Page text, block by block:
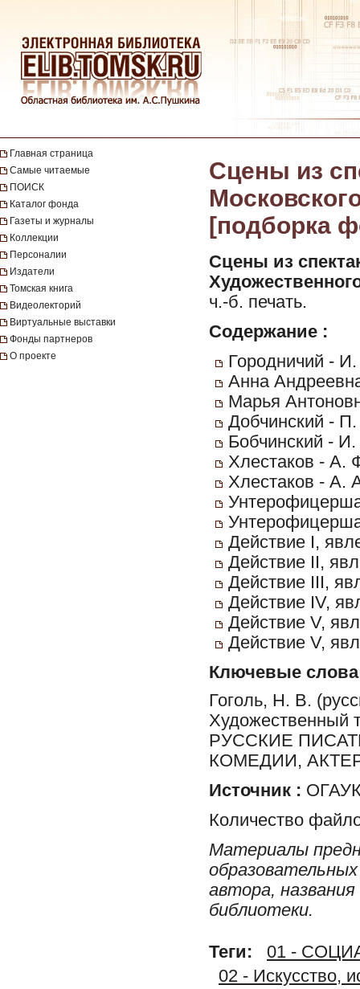
Главная страница
Самые читаемые
ПОИСК
Каталог фонда
Газеты и журналы
Коллекции
Персоналии
Издатели
Томская книга
Видеолекторий
Виртуальные выставки
Фонды партнеров
О проекте
Сцены из
[подборка
Сцены из
ч.-б. печать.
Содержание :
Городничий -
Анна
Марья
Добчинский -
Бобчинский -
Хлестаков - А.
Хлестаков - А.
Действие I,
Действие II,
Действие III,
Действие IV,
Действие V,
Действие V,
Ключевые слова
Гоголь, Н. В.
РУССКИЕ
КОМЕДИИ,
Источник :
Количество
Материалы
автора,
библиотеки.
Теги:
01 -
02 - Искусство,